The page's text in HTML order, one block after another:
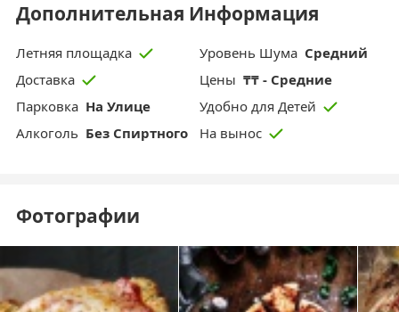
Дополнительная Информация
Летняя площадка Уровень Шума Средний
Доставка
Цены ₸₸ - Средние
Парковка На Улице
Удобно для Детей
Aлкоголь Без Спиртного На вынос
Фотографии